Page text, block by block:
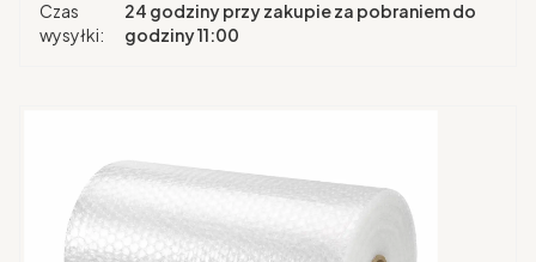
Czas
wysyłki:
24 godziny przy zakupie za pobraniem do
godziny 11:00